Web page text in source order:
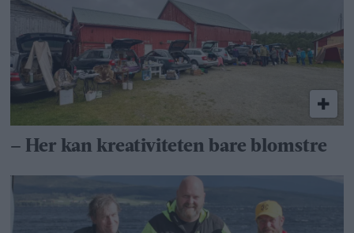
– Her kan kreativiteten bare blomstre